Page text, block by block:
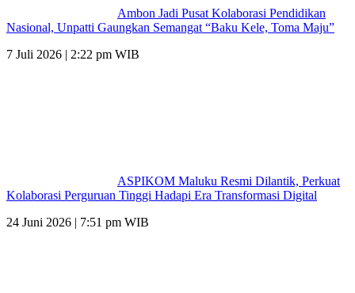
Ambon Jadi Pusat Kolaborasi Pendidikan
Nasional, Unpatti Gaungkan Semangat “Baku Kele, Toma Maju”
7 Juli 2026 | 2:22 pm WIB
ASPIKOM Maluku Resmi Dilantik, Perkuat
Kolaborasi Perguruan Tinggi Hadapi Era Transformasi Digital
24 Juni 2026 | 7:51 pm WIB